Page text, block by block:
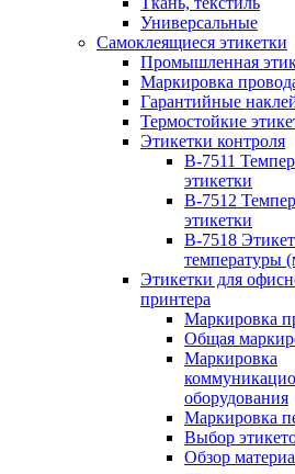
Универсальные
Самоклеящиеся этикетки
Промышленная
Маркировка
Гарантийные
Термостойкие
Этикетки контроля
B-7511
этикетки
B-7512
этикетки
B-7518
температуры
Этикетки для
принтера
Маркировка
Общая
Маркировка
оборудования
Маркировка
Выбор
Обзор